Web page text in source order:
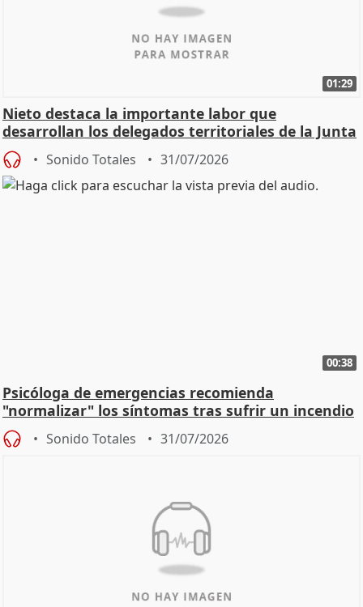
01:29
Nieto destaca la importante labor que
desarrollan los delegados territoriales de la Junta
Sonido Totales 31/07/2026
00:38
Psicóloga de emergencias recomienda
"normalizar" los síntomas tras sufrir un incendio
Sonido Totales 31/07/2026